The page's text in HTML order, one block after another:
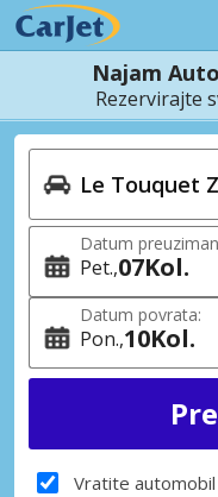
Najam
Rezervirajte
Datum
Pet. 07Kol.
Datum povrata:
Pon. 10Kol.
Vratite